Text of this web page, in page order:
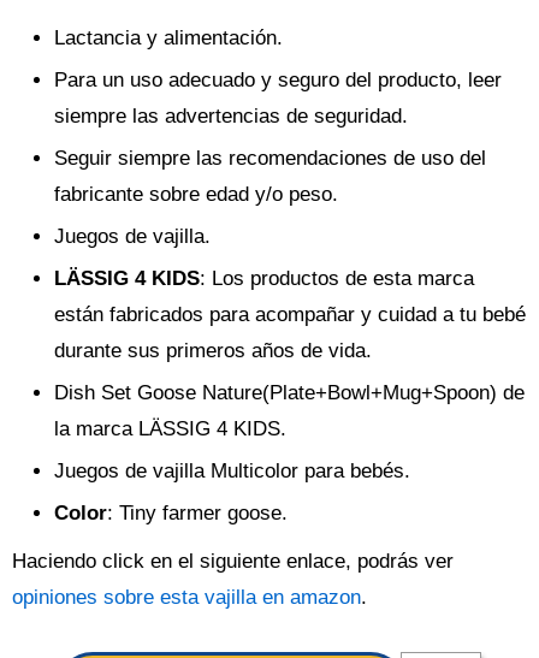
Lactancia y alimentación.
Para un uso adecuado y seguro del producto, leer
siempre las advertencias de seguridad.
Seguir siempre las recomendaciones de uso del
fabricante sobre edad y/o peso.
Juegos de vajilla.
LÄSSIG 4 KIDS: Los productos de esta marca
están fabricados para acompañar y cuidad a tu bebé
durante sus primeros años de vida.
Dish Set Goose Nature(Plate+Bowl+Mug+Spoon) de
la marca LÄSSIG 4 KIDS.
Juegos de vajilla Multicolor para bebés.
Color: Tiny farmer goose.
Haciendo click en el siguiente enlace, podrás ver
opiniones sobre esta vajilla en amazon.